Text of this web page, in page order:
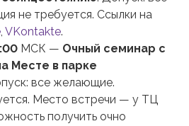
не требуется. Ссылки на
, VKontakte.
МСК — Очный семинар с
Месте в парке
все желающие.
Место встречи — у ТЦ
получить очно